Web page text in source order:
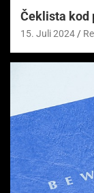
Čeklista kod
15. Juli 2024